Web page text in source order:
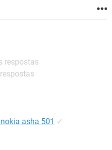
respostas
asha 501 ✓